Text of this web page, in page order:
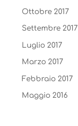
Ottobre 2017
Settembre 2017
Luglio 2017
Marzo 2017
Febbraio 2017
Maggio 2016